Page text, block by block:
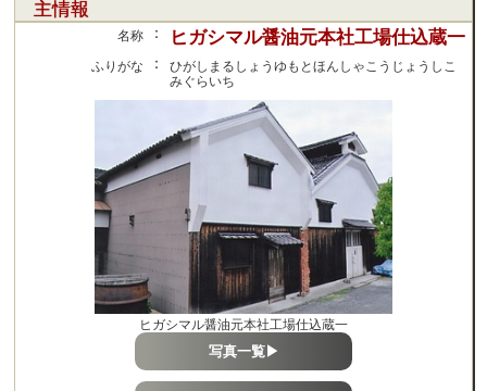
主情報
名称 ： ヒガシマル醤油元本社工場仕込蔵一
ふりがな ：
ひがしまるしょうゆもとほんしゃこうじょうしこ
みぐらいち
ヒガシマル醤油元本社工場仕込蔵一
写真一覧▶